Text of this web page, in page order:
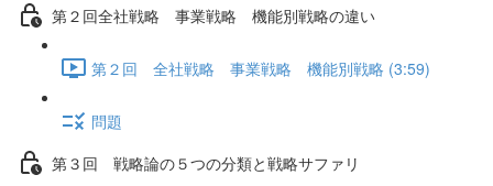
第２回全社戦略 事業戦略 機能別戦略の違い
第２回 全社戦略 事業戦略 機能別戦略 (3:59)
問題
第３回 戦略論の５つの分類と戦略サファリ